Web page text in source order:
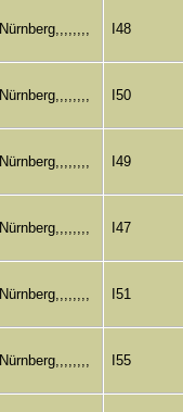
Nürnberg,,,,,,,, I48
Nürnberg,,,,,,,, I50
Nürnberg,,,,,,,, I49
Nürnberg,,,,,,,, I47
Nürnberg,,,,,,,, I51
Nürnberg,,,,,,,, I55